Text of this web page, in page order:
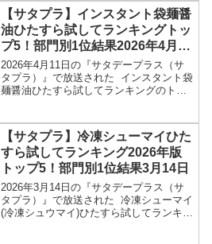
の牛尾理恵さんが登場！春菊のあえもの
のレシピを教え...
【サタプラ】インスタント袋麺醤
油ひたすら試してランキングトッ
プ5！部門別1位結果2026年4月11
日
2026年4月11日の『サタデープラス（サ
タプラ）』で放送された インスタント袋
麺醤油ひたすら試してランキングのトッ
最新情報をもとに、コンビニ、スーパー
などで買える...
【サタプラ】冷凍シューマイひた
すら試してランキング2026年版
トップ5！部門別1位結果3月14日
2026年3月14日の『サタデープラス（サ
タプラ）』で放送された 冷凍シューマイ
(冷凍シュウマイ)ひたすら試してランキン